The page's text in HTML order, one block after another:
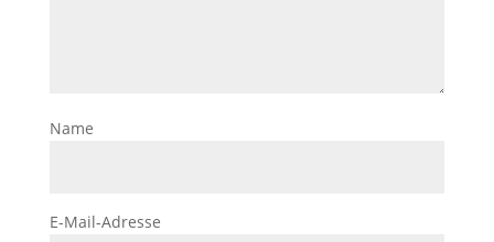
Name
E-Mail-Adresse